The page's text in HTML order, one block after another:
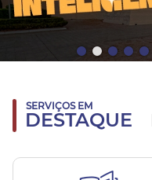
SERVIÇOS EM
DESTAQUE